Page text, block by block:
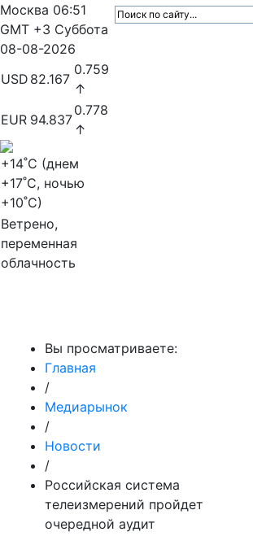
Москва 06:51
GMT +3 Суббота
08-08-2026
USD 82.167
0.759
↑
EUR 94.837
0.778
↑
+14˚C (днем
+17˚C, ночью
+10˚C)
Ветрено,
переменная
облачность
Вы просматриваете:
Главная
/
Медиарынок
/
Новости
/
Российская система
телеизмерений пройдет
очередной аудит